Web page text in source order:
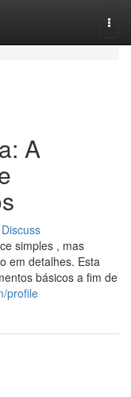
A
Discuss
simples , mas
em detalhes. Esta
básicos a fim de
profile